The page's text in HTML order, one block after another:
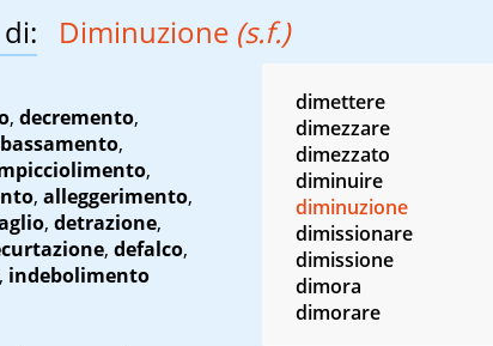
Diminuzione (s.f.)
, decremento,
,
,
, alleggerimento,
, detrazione,
, defalco,
, indebolimento
dimettere
dimezzare
dimezzato
diminuire
diminuzione
dimissionare
dimissione
dimora
dimorare